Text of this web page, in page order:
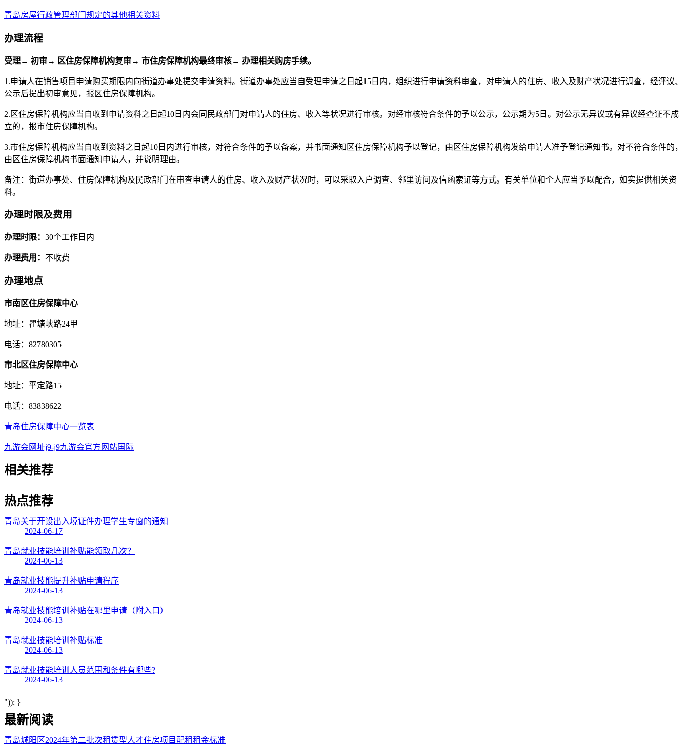
青岛房屋行政管理部门规定的其他相关资料
办理流程
受理→ 初审→ 区住房保障机构复审→ 市住房保障机构最终审核→ 办理相关购房手续。
1.申请人在销售项目申请购买期限内向街道办事处提交申请资料。街道办事处应当自受理申请之日起15日内，组织进行申请资料审查，对申请人的住房、收入及财产状况进行调查，经评议、
公示后提出初审意见，报区住房保障机构。
2.区住房保障机构应当自收到申请资料之日起10日内会同民政部门对申请人的住房、收入等状况进行审核。对经审核符合条件的予以公示，公示期为5日。对公示无异议或有异议经查证不成
立的，报市住房保障机构。
3.市住房保障机构应当自收到资料之日起10日内进行审核，对符合条件的予以备案，并书面通知区住房保障机构予以登记，由区住房保障机构发给申请人准予登记通知书。对不符合条件的，
由区住房保障机构书面通知申请人，并说明理由。
备注：街道办事处、住房保障机构及民政部门在审查申请人的住房、收入及财产状况时，可以采取入户调查、邻里访问及信函索证等方式。有关单位和个人应当予以配合，如实提供相关资
料。
办理时限及费用
办理时限： 30个工作日内
办理费用： 不收费
办理地点
市南区住房保障中心
地址：瞿塘峡路24甲
电话：82780305
市北区住房保障中心
地址：平定路15
电话：83838622
青岛住房保障中心一览表
九游会网址j9-j9九游会官方网站国际
相关推荐
热点推荐
青岛关于开设出入境证件办理学生专窗的通知
2024-06-17
青岛就业技能培训补贴能领取几次？
2024-06-13
青岛就业技能提升补贴申请程序
2024-06-13
青岛就业技能培训补贴在哪里申请（附入口）
2024-06-13
青岛就业技能培训补贴标准
2024-06-13
青岛就业技能培训人员范围和条件有哪些?
2024-06-13
")); }
最新阅读
青岛城阳区2024年第二批次租赁型人才住房项目配租租金标准